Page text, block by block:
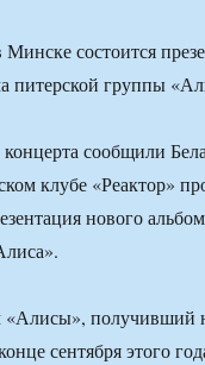
концерта сообщили
клубе «Реактор»
нового
получивший
сентября этого